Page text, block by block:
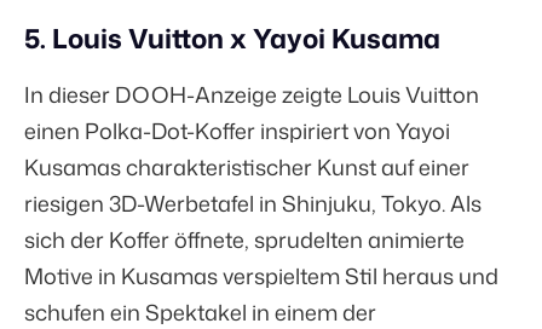
5. Louis Vuitton x Yayoi Kusama
In dieser DOOH-Anzeige zeigte Louis Vuitton
einen Polka-Dot-Koffer inspiriert von Yayoi
Kusamas charakteristischer Kunst auf einer
riesigen 3D-Werbetafel in Shinjuku, Tokyo. Als
sich der Koffer öffnete, sprudelten animierte
Motive in Kusamas verspieltem Stil heraus und
schufen ein Spektakel in einem der